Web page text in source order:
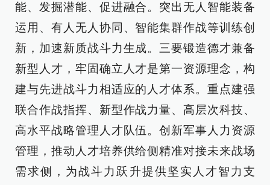
能、发掘潜能、促进融合。突出无人智能装备
运用、有人无人协同、智能集群作战等训练创
新，加速新质战斗力生成。三要锻造德才兼备
新型人才，牢固确立人才是第一资源理念，构
建与先进战斗力相适应的人才体系。重点建强
联合作战指挥、新型作战力量、高层次科技、
高水平战略管理人才队伍。创新军事人力资源
管理，推动人才培养供给侧精准对接未来战场
需求侧，为战斗力跃升提供坚实人才智力支